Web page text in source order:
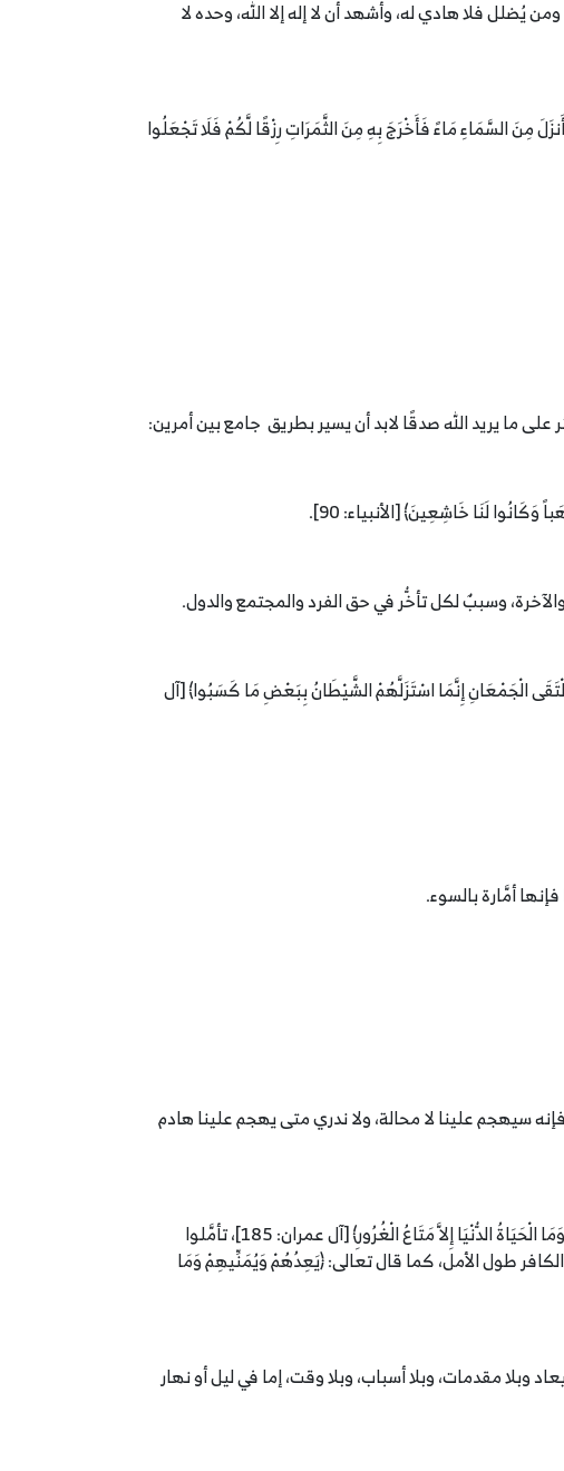
يُضلل فلا هادي له، وأشهد أن لا إله إلا الله، وحده لا
مِنَ السَّمَاءِ مَاءً فَأَخْرَجَ بِهِ مِنَ الثَّمَرَاتِ رِزْقًا لَّكُمْ فَلَا تَجْعَلُوا
لَنَا خَاشِعِينَ﴾ [الأنبياء: 90].
وسببٌ لكل تأخُّر في حق الفرد والمجتمع والدول.
سبحانه: ﴿إِنَّ الَّذِينَ تَوَلَّوْا مِنْكُمْ يَوْمَ الْتَقَى الْجَمْعَانِ إِنَّمَا اسْتَزَلَّهُمْ الشَّيْطَانُ بِبَعْضِ مَا كَسَبُوا﴾ [آل
أمَّارة بالسوء.
سيهجم علينا لا محالة، ولا ندري متى يهجم علينا هادم
قال الله عز وجل: ﴿كُلُّ نَفْسٍ ذَائِقَةُ الْمَوْتِ وَإِنَّمَا تُوَفَّوْنَ أُجُورَكُمْ يَوْمَ الْقِيَامَةِ فَمَنْ زُحْزِحَ عَنْ النَّارِ وَأُدْخِلَ الْجَنَّةَ فَقَدْ فَازَ وَمَا الْحَيَاةُ الدُّنْيَا إِلاَّ مَتَاعُ الْغُرُورِ﴾ [آل عمران: 185]، تأمَّلوا
الكافر طول الأمل، كما قال تعالى: ﴿يَعِدُهُمْ وَيُمَنِّيهِمْ وَمَا
وبلا مقدمات، وبلا أسباب، وبلا وقت، إما في ليل أو نهار